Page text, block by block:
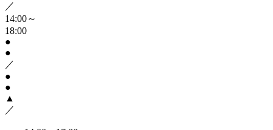
／
14:00～
18:00
●
●
／
●
●
▲
／